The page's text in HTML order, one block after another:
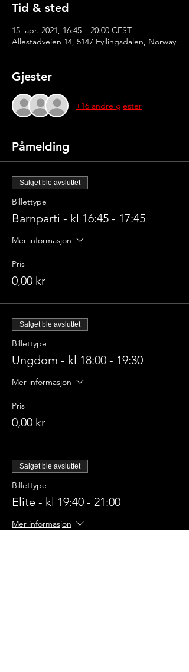
Tid & sted
15. apr. 2021, 16:45 – 20:00 CEST
Allestadveien 14, 5147 Fyllingsdalen, Norway
Gjester
+16 andre gjester
Påmelding
Salget ble avsluttet
Billettype
Barnparti - kl 16:45 - 17:45
Mer informasjon
Pris
0,00 kr
Salget ble avsluttet
Billettype
Ungdom - kl 18:00 - 19:30
Mer informasjon
Pris
0,00 kr
Salget ble avsluttet
Billettype
Elite - kl 19:40 - 21:00
Mer informasjon